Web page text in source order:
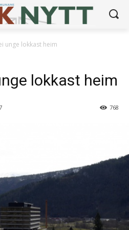
unge lokkast heim
lokkast heim
768